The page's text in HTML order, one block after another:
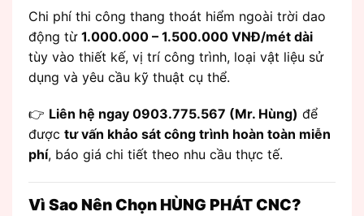
Chi phí thi công thang thoát hiểm ngoài trời dao
động từ 1.000.000 – 1.500.000 VNĐ/mét dài
tùy vào thiết kế, vị trí công trình, loại vật liệu sử
dụng và yêu cầu kỹ thuật cụ thể.
👉 Liên hệ ngay 0903.775.567 (Mr. Hùng) để
được tư vấn khảo sát công trình hoàn toàn miễn
phí, báo giá chi tiết theo nhu cầu thực tế.
Vì Sao Nên Chọn HÙNG PHÁT CNC?